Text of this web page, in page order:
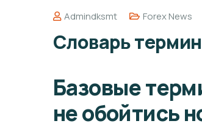
Admindksmt Forex News
Словарь
Базовые
не обойтись